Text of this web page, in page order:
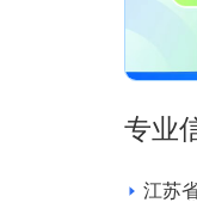
专业
江苏